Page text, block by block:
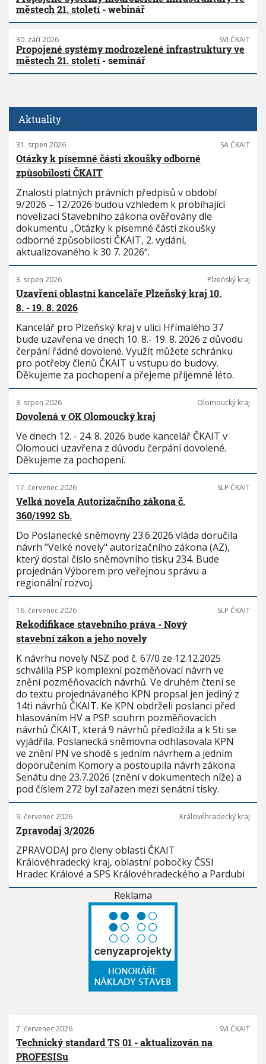
městech 21. století- webinář
30. září 2026 SVI ČKAIT
Propojené systémy modrozelené infrastruktury ve
městech 21. století- seminář
Aktuality
31. srpen 2026 SA ČKAIT
Otázky k písemné části zkoušky odborné
způsobilosti ČKAIT
Znalosti platných právních předpisů v období
9/2026 – 12/2026 budou vzhledem k probíhající
novelizaci Stavebního zákona ověřovány dle
dokumentu „Otázky k písemné části zkoušky
odborné způsobilosti ČKAIT, 2. vydání,
aktualizovaného k 30 7. 2026“.
3. srpen 2026 Plzeňský kraj
Uzavření oblastní kanceláře Plzeňský kraj 10.
8. - 19. 8. 2026
Kancelář pro Plzeňský kraj v ulici Hřímalého 37
bude uzavřena ve dnech 10. 8.- 19. 8. 2026 z důvodu
čerpání řádné dovolené. Využít můžete schránku
pro potřeby členů ČKAIT u vstupu do budovy.
Děkujeme za pochopení a přejeme příjemné léto.
3. srpen 2026 Olomoucký kraj
Dovolená v OK Olomoucký kraj
Ve dnech 12. - 24. 8. 2026 bude kancelář ČKAIT v
Olomouci uzavřena z důvodu čerpání dovolené.
Děkujeme za pochopení.
17. červenec 2026 SLP ČKAIT
Velká novela Autorizačního zákona č.
360/1992 Sb.
Do Poslanecké sněmovny 23.6.2026 vláda doručila
návrh "Velké novely" autorizačního zákona (AZ),
který dostal číslo sněmovního tisku 234. Bude
projednán Výborem pro veřejnou správu a
regionální rozvoj.
16. červenec 2026 SLP ČKAIT
Rekodifikace stavebního práva - Nový
stavební zákon a jeho novely
K návrhu novely NSZ pod č. 67/0 ze 12.12.2025
schválila PSP komplexní pozměňovací návrh ve
znění pozměňovacích návrhů. Ve druhém čtení se
do textu projednávaného KPN propsal jen jediný z
14ti návrhů ČKAIT. Ke KPN obdrželi poslanci před
hlasováním HV a PSP souhrn pozměňovacích
návrhů ČKAIT, která 9 návrhů předložila a k 5ti se
vyjádřila. Poslanecká sněmovna odhlasovala KPN
ve znění PN ve shodě s jedním návrhem a jedním
doporučením Komory a postoupila návrh zákona
Senátu dne 23.7.2026 (znění v dokumentech níže) a
pod číslem 272 byl zařazen mezi senátní tisky.
9. červenec 2026 Královéhradecký kraj
Zpravodaj 3/2026
ZPRAVODAJ pro členy oblasti ČKAIT
Královéhradecký kraj, oblastní pobočky ČSSI
Hradec Králové a SPS Královéhradeckého a Pardubi
Reklama
7. červenec 2026 SVI ČKAIT
Technický standard TS 01 - aktualizován na
PROFESISu